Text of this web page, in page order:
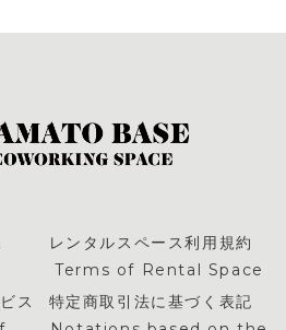
レンタルスペース利用規約
Terms of Rental Space
ス
特定商取引法に基づく表記